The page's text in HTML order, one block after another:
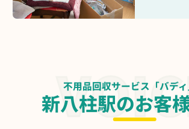
不用品回収サービス「バデ
新八柱駅のお客